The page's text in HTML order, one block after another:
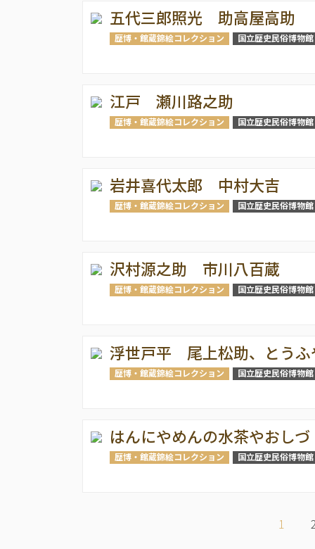
五代三郎照光 助高屋高助
歴博・館蔵錦絵コレクション 国立歴史民俗博物館
江戸 瀬川路之助
歴博・館蔵錦絵コレクション 国立歴史民俗博物館
岩井喜代太郎 中村大吉
歴博・館蔵錦絵コレクション 国立歴史民俗博物館
沢村源之助 市川八百蔵
歴博・館蔵錦絵コレクション 国立歴史民俗博物館
浮世戸平 尾上松助、とう
歴博・館蔵錦絵コレクション 国立歴史民俗博物館
はんにやめんの水茶やお
歴博・館蔵錦絵コレクション 国立歴史民俗博物館
カ
1